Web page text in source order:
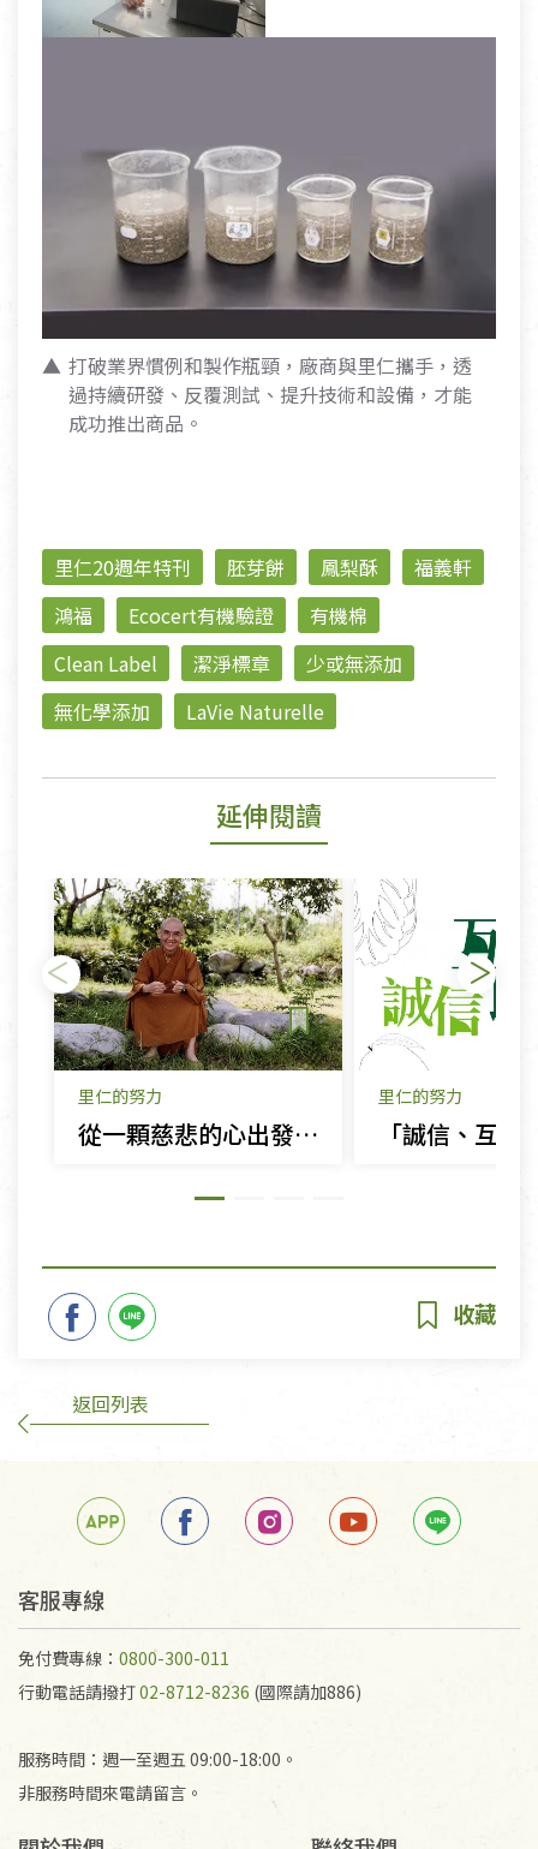
打破業界慣例和製作瓶頸，廠商與里仁攜手，透
過持續研發、反覆測試、提升技術和設備，才能
成功推出商品。
里仁20週年特刊 胚芽餅 鳳梨酥
福義軒
鴻福
Ecocert有機驗證
有機棉
Clean Label
潔淨標章
少或無添加
無化學添加
LaVie Naturelle
延伸閱讀
里仁的努力
從一顆慈悲的心出發 日常老和尚
里仁的努力
返回列表
客服專線
免付費專線： 0800-300-011
行動電話請撥打02-8712-8236 (國際請加886)
服務時間：週一至週五 09:00-18:00。
非服務時間來電請留言。